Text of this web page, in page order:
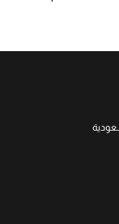
LEORON Saudi
برج القمر، الطابق
Urmston,
Str. 20, No 82,